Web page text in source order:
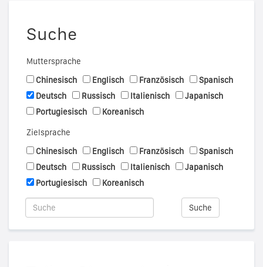
Suche
Muttersprache
Chinesisch
Englisch Französisch
Spanisch
Deutsch
Russisch Italienisch
Japanisch
Portugiesisch
Koreanisch
Zielsprache
Chinesisch
Englisch Französisch
Spanisch
Deutsch
Russisch Italienisch
Japanisch
Portugiesisch
Koreanisch
Suche